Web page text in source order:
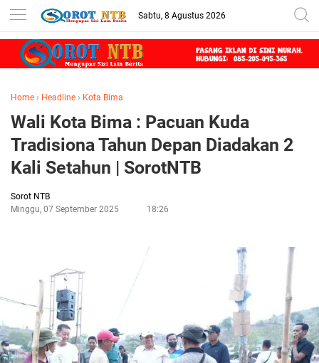
Sabtu, 8 Agustus 2026
Home › Headline › Kota Bima
Wali Kota Bima : Pacuan Kuda
Tradisiona Tahun Depan Diadakan 2
Kali Setahun | SorotNTB
Sorot NTB
Minggu, 07 September 2025
18:26